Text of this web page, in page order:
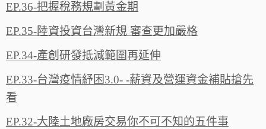
EP.36-把握稅務規劃黃金期
EP.35-陸資投資台灣新規 審查更加嚴格
EP.34-產創研發抵減範圍再延伸
EP.33-台灣疫情紓困3.0- -薪資及營運資金補貼搶先
看
EP.32-大陸土地廠房交易你不可不知的五件事